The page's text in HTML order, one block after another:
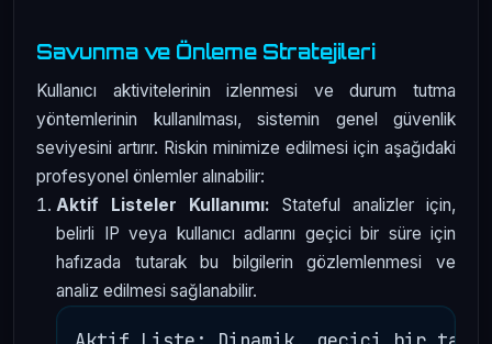
Savunma ve Önleme Stratejileri
Kullanıcı aktivitelerinin izlenmesi ve durum tutma
yöntemlerinin kullanılması, sistemin genel güvenlik
seviyesini artırır. Riskin minimize edilmesi için aşağıdaki
profesyonel önlemler alınabilir:
Aktif Listeler Kullanımı: Stateful analizler için,
belirli IP veya kullanıcı adlarını geçici bir süre için
hafızada tutarak bu bilgilerin gözlemlenmesi ve
analiz edilmesi sağlanabilir.